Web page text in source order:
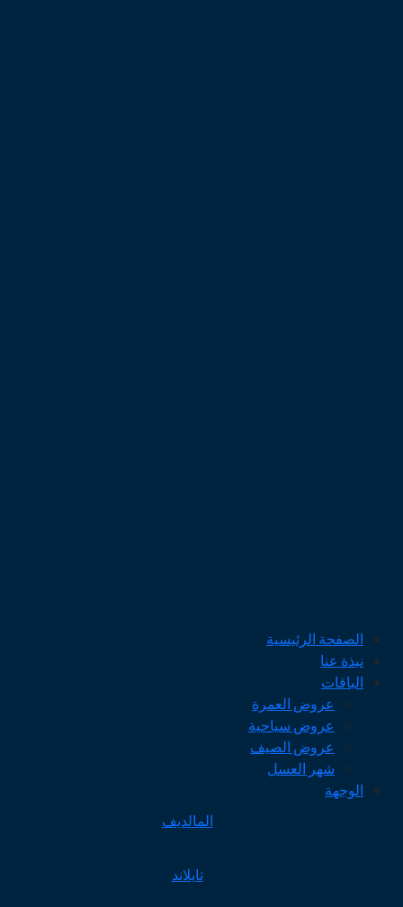
الصفحة الرئيسية
نبذة عنا
الباقات
عروض العمرة
عروض سياحية
عروض الصيف
شهر العسل
الوجهة
المالديف
تايلاند